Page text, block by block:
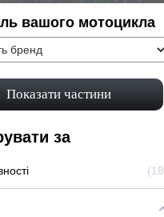
вашого мотоцикла
за
18